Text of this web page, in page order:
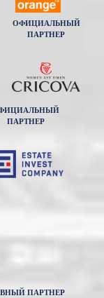
ОФИЦИАЛЬНЫЙ
ПАРТНЕР
ПАРТНЕР
ПАРТНЕР